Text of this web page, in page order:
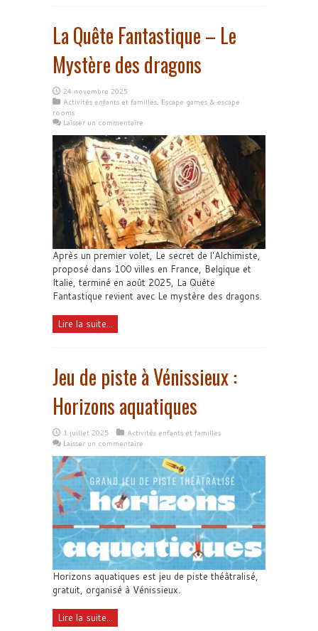
La Quête Fantastique – Le
Mystère des dragons
24 novembre 2025
Activités enfants et familles, Escape games & escape
rooms
Laisser un commentaire
Après un premier volet, Le secret de l'Alchimiste,
proposé dans 100 villes en France, Belgique et
Italie, terminé en août 2025, La Quête
Fantastique revient avec Le mystère des dragons.
Lire la suite...
Jeu de piste à Vénissieux :
Horizons aquatiques
1 juillet 2025
Activités enfants et familles
Laisser un commentaire
Horizons aquatiques est jeu de piste théâtralisé,
gratuit, organisé à Vénissieux.
Lire la suite...